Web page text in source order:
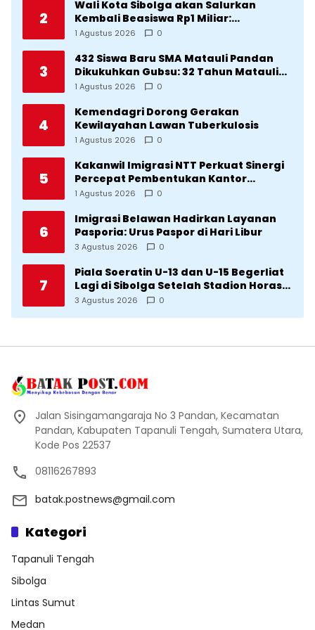
2
Wali Kota Sibolga akan Salurkan
Kembali Beasiswa Rp1 Miliar:
Diproritaskan Mahasiswa Korban
1 Agustus 2026 0
3
432 Siswa Baru SMA Matauli Pandan
Dikukuhkan Gubsu: 32 Tahun Matauli
Cetak SDM Unggul
1 Agustus 2026 0
4
Kemendagri Dorong Gerakan
Kewilayahan Lawan Tuberkulosis
1 Agustus 2026 0
5
Kakanwil Imigrasi NTT Perkuat Sinergi
Percepat Pembentukan Kantor
Imigrasi Sumba Timur
1 Agustus 2026 0
6
Imigrasi Belawan Hadirkan Layanan
Pasporia: Urus Paspor di Hari Libur
3 Agustus 2026 0
7
Piala Soeratin U-13 dan U-15 Begerliat
Lagi di Sibolga Setelah Stadion Horas
Direvitalisasi Wali Kota
3 Agustus 2026 0
Jalan Sisingamangaraja No 3 Pandan, Kecamatan
Pandan, Kabupaten Tapanuli Tengah, Sumatera Utara,
Kode Pos 22537
08116267893
batak.postnews@gmail.com
Kategori
Tapanuli Tengah
Sibolga
Lintas Sumut
Medan